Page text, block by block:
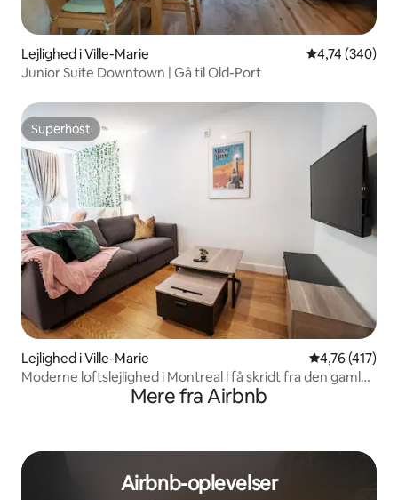
Lejlighed i Ville-Marie 4,74 ud af 5 i
4,74 (340)
Junior Suite Downtown | Gå til Old-Port
Superhost
Superhost
Lejlighed i Ville-Marie 4,76 ud af 5 i
4,76 (417)
Moderne loftslejlighed i Montreal l få skridt fra den gamle
Mere fra Airbnb
Airbnb-oplevelser